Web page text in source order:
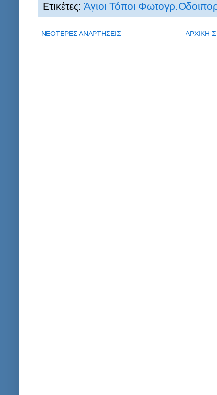
Ετικέτες: Άγιοι Τόποι
ΝΕΟΤΕΡΕΣ ΑΝΑΡΤΗΣΕΙΣ ΑΡΧΙΚΗ